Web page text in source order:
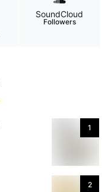
SoundCloud
Followers
1
2